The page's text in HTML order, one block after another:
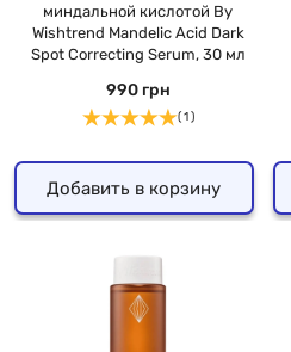
миндальной кислотой By
Wishtrend Mandelic Acid Dark
Spot Correcting Serum, 30 мл
990 грн
( 1 )
Добавить в корзину